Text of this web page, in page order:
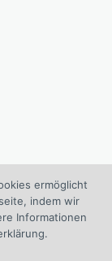
ermöglicht
indem wir
Informationen